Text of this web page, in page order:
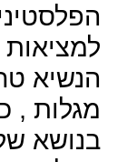
הנשיא
מגלות ,
בנושא